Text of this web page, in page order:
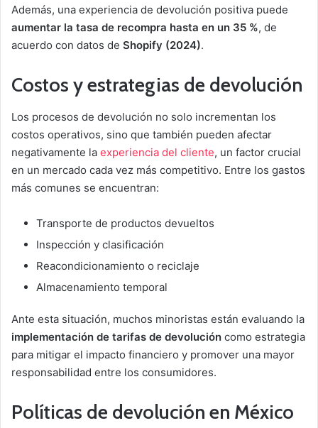
Además, una experiencia de devolución positiva puede
aumentar la tasa de recompra hasta en un 35 %, de
acuerdo con datos de Shopify (2024).
Costos y estrategias de devolución
Los procesos de devolución no solo incrementan los
costos operativos, sino que también pueden afectar
negativamente la experiencia del cliente, un factor crucial
en un mercado cada vez más competitivo. Entre los gastos
más comunes se encuentran:
Transporte de productos devueltos
Inspección y clasificación
Reacondicionamiento o reciclaje
Almacenamiento temporal
Ante esta situación, muchos minoristas están evaluando la
implementación de tarifas de devolución como estrategia
para mitigar el impacto financiero y promover una mayor
responsabilidad entre los consumidores.
Políticas de devolución en México